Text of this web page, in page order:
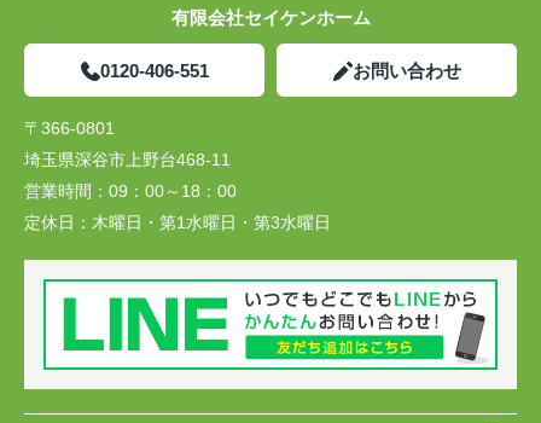
有限会社セイケンホーム
0120-406-551 お問い合わせ
〒366-0801
埼玉県深谷市上野台468-11
営業時間： 09：00～18：00
定休日： 木曜日・第1水曜日・第3水曜日